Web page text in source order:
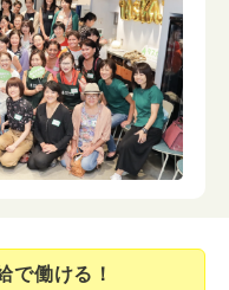
で働ける！